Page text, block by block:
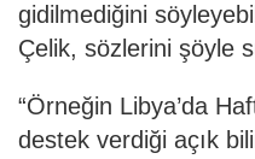
gidilmediğini
Çelik, sözlerini şöyle
“Örneğin Libya’da
destek verdiği açık